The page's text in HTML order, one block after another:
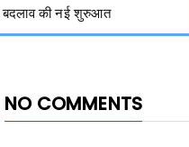
बदलाव की नई शुरुआत
NO COMMENTS